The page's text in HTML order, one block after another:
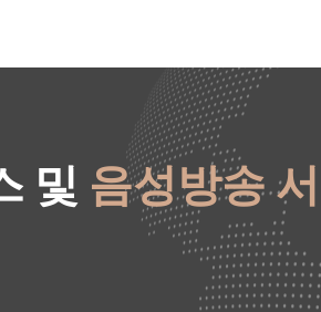
및 음성방송